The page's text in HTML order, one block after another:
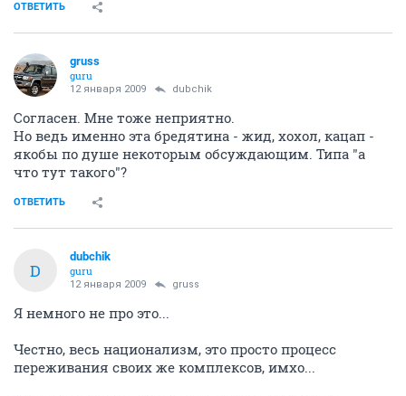
ОТВЕТИТЬ
gruss
guru
12 января 2009 dubchik
Согласен. Мне тоже неприятно.
Но ведь именно эта бредятина - жид, хохол, кацап -
якобы по душе некоторым обсуждающим. Типа "а
что тут такого"?
ОТВЕТИТЬ
D
dubchik
guru
12 января 2009 gruss
Я немного не про это...
Честно, весь национализм, это просто процесс
переживания своих же комплексов, имхо...